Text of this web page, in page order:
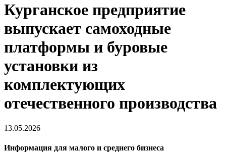
Курганское предприятие
выпускает самоходные
платформы и буровые
установки из
комплектующих
отечественного производства
13.05.2026
Информация для малого и среднего бизнеса